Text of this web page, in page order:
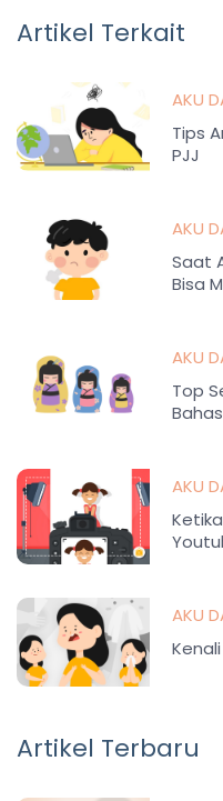
Artikel Terkait
AKU
Tips
PJJ
AKU
Saat
Bisa
AKU
Top
AKU
AKU
Artikel Terbaru